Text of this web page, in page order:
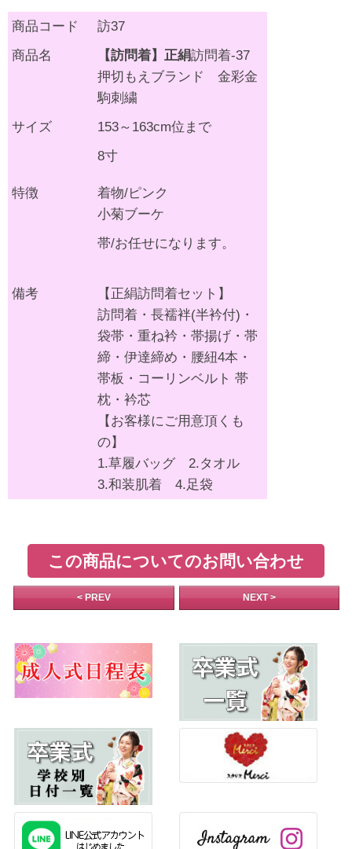
商品コード
訪37
商品名
【訪問着】正絹訪問着-37
押切もえブランド 金彩金
駒刺繍
サイズ
153～163cm位まで
8寸
特徴
着物/ピンク
小菊ブーケ
帯/お任せになります。
備考
【正絹訪問着セット】
訪問着・長襦袢(半衿付)・
袋帯・重ね衿・帯揚げ・帯
締・伊達締め・腰紐4本・
帯板・コーリンベルト 帯
枕・衿芯
【お客様にご用意頂くも
の】
1.草履バッグ 2.タオル
3.和装肌着 4.足袋
この商品についてのお問い合わせ
< PREV NEXT >